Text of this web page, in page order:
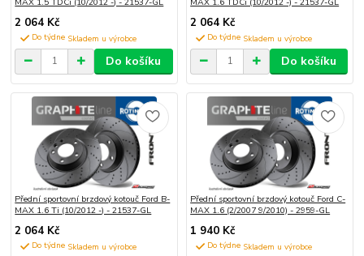
2 064 Kč
Do týdne
Do košíku
2 064 Kč
Do týdne
Do košíku
Přední sportovní brzdový kotouč Ford B-
MAX 1.6 Ti (10/2012 -) - 21537-GL
2 064 Kč
Do týdne
Přední sportovní brzdový kotouč Ford C-
MAX 1.6 (2/2007 9/2010) - 2959-GL
1 940 Kč
Do týdne